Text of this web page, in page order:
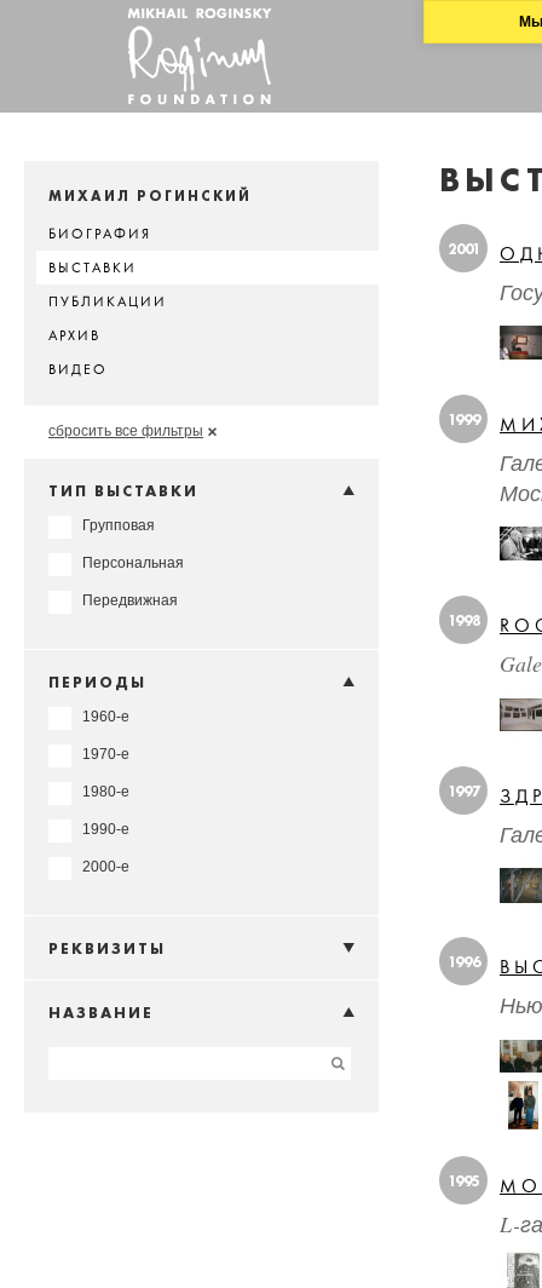
МИХАИЛ РОГИНСКИЙ
БИОГРАФИЯ
ВЫСТАВКИ
ПУБЛИКАЦИИ
АРХИВ
ВИДЕО
сбросить все фильтры
ТИП ВЫСТАВКИ
Групповая
Персональная
Передвижная
ПЕРИОДЫ
1960-е
1970-е
1980-е
1990-е
2000-е
РЕКВИЗИТЫ
НАЗВАНИЕ
2001
1999
1998
1997
1996
1995
L-
Мы